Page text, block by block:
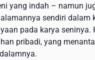
yang indah – namun
sendiri dalam
pada karya seninya.
pribadi, yang